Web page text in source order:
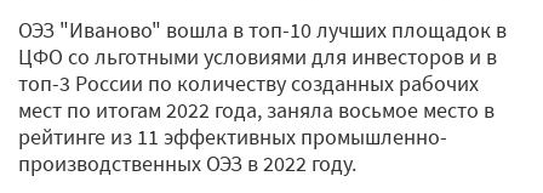
ОЭЗ "Иваново" вошла в топ-10 лучших площадок в
ЦФО со льготными условиями для инвесторов и в
топ-3 России по количеству созданных рабочих
мест по итогам 2022 года, заняла восьмое место в
рейтинге из 11 эффективных промышленно-
производственных ОЭЗ в 2022 году.